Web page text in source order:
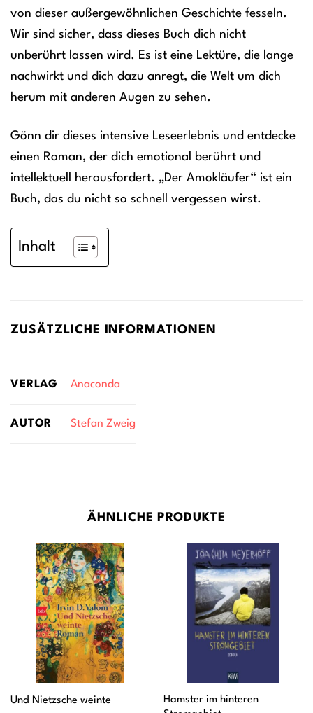
von dieser außergewöhnlichen Geschichte fesseln.
Wir sind sicher, dass dieses Buch dich nicht
unberührt lassen wird. Es ist eine Lektüre, die lange
nachwirkt und dich dazu anregt, die Welt um dich
herum mit anderen Augen zu sehen.
Gönn dir dieses intensive Leseerlebnis und entdecke
einen Roman, der dich emotional berührt und
intellektuell herausfordert. „Der Amokläufer“ ist ein
Buch, das du nicht so schnell vergessen wirst.
Inhalt
ZUSÄTZLICHE INFORMATIONEN
VERLAG Anaconda
AUTOR Stefan Zweig
ÄHNLICHE PRODUKTE
Und Nietzsche weinte
Hamster im hinteren